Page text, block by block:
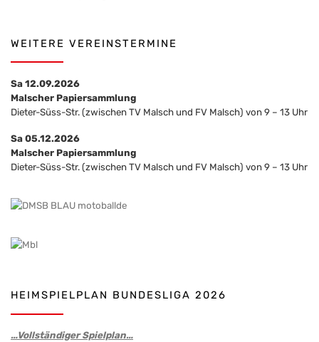
WEITERE VEREINSTERMINE
Sa 12.09.2026
Malscher Papiersammlung
Dieter-Süss-Str. (zwischen TV Malsch und FV Malsch) von 9 – 13 Uhr
Sa 05.12.2026
Malscher Papiersammlung
Dieter-Süss-Str. (zwischen TV Malsch und FV Malsch) von 9 – 13 Uhr
HEIMSPIELPLAN BUNDESLIGA 2026
…Vollständiger Spielplan…